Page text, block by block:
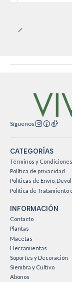
Síguenos
CATEGORÍAS
Términos y Condiciones
Política de privacidad
Políticas de Envío,
Política de Tratamiento
INFORMACIÓN
Contacto
Plantas
Macetas
Herramientas
Soportes y Decoración
Siembra y Cultivo
Abonos